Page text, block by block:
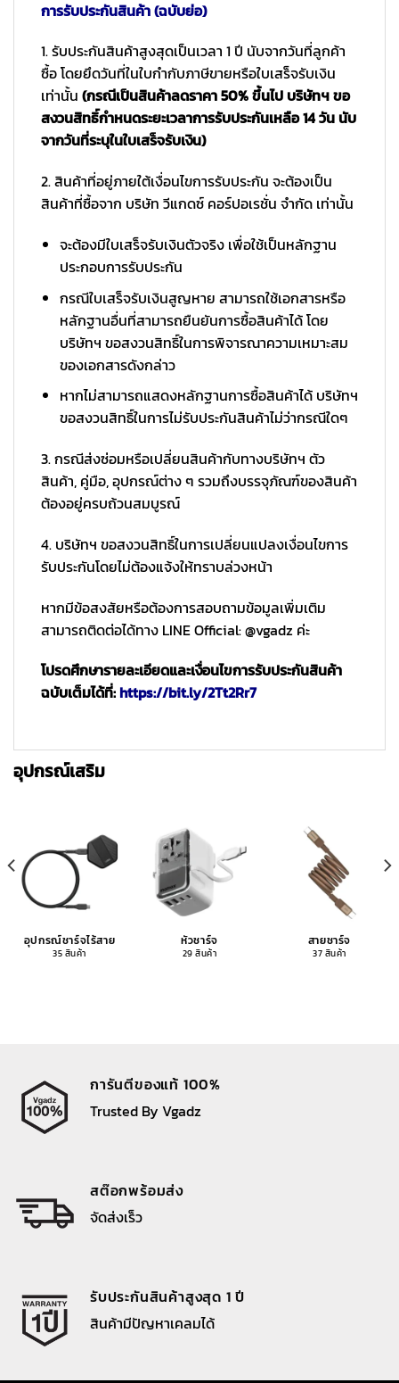
การรับประกันสินค้า (ฉบับย่อ)
1. รับประกันสินค้าสูงสุดเป็นเวลา 1 ปี นับจากวันที่ลูกค้า
ซื้อ โดยยึดวันที่ในใบกำกับภาษีขายหรือใบเสร็จรับเงิน
เท่านั้น (กรณีเป็นสินค้าลดราคา 50% ขึ้นไป บริษัทฯ ขอ
สงวนสิทธิ์กำหนดระยะเวลาการรับประกันเหลือ 14 วัน นับ
จากวันที่ระบุในใบเสร็จรับเงิน)
2. สินค้าที่อยู่ภายใต้เงื่อนไขการรับประกัน จะต้องเป็น
สินค้าที่ซื้อจาก บริษัท วีแกดซ์ คอร์ปอเรชั่น จำกัด เท่านั้น
จะต้องมีใบเสร็จรับเงินตัวจริง เพื่อใช้เป็นหลักฐาน
ประกอบการรับประกัน
กรณีใบเสร็จรับเงินสูญหาย สามารถใช้เอกสารหรือ
หลักฐานอื่นที่สามารถยืนยันการซื้อสินค้าได้ โดย
บริษัทฯ ขอสงวนสิทธิ์ในการพิจารณาความเหมาะสม
ของเอกสารดังกล่าว
หากไม่สามารถแสดงหลักฐานการซื้อสินค้าได้ บริษัทฯ
ขอสงวนสิทธิ์ในการไม่รับประกันสินค้าไม่ว่ากรณีใดๆ
3. กรณีส่งซ่อมหรือเปลี่ยนสินค้ากับทางบริษัทฯ ตัว
สินค้า, คู่มือ, อุปกรณ์ต่าง ๆ รวมถึงบรรจุภัณฑ์ของสินค้า
ต้องอยู่ครบถ้วนสมบูรณ์
4. บริษัทฯ ขอสงวนสิทธิ์ในการเปลี่ยนแปลงเงื่อนไขการ
รับประกันโดยไม่ต้องแจ้งให้ทราบล่วงหน้า
หากมีข้อสงสัยหรือต้องการสอบถามข้อมูลเพิ่มเติม
สามารถติดต่อได้ทาง LINE Official: @vgadz ค่ะ
โปรดศึกษารายละเอียดและเงื่อนไขการรับประกันสินค้า
ฉบับเต็มได้ที่:https://bit.ly/2Tt2Rr7
อุปกรณ์เสริม
อุปกรณ์ชาร์จไร้สาย
35 สินค้า
หัวชาร์จ
29 สินค้า
สายชาร์จ
37 สินค้า
การันตีของแท้ 100%
Trusted By Vgadz
สต๊อกพร้อมส่ง
จัดส่งเร็ว
รับประกันสินค้าสูงสุด 1 ปี
สินค้ามีปัญหาเคลมได้